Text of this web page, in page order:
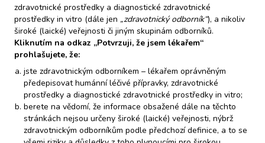
problémem zůstává omezená dostupnost psychologické
péče, kterou má k dispozici jen malá část pacientů.
Dopad onemocnění na práci
IBD má rovněž významný dopad na pracovní uplatnění
pacientů. Přestože většina respondentů pracuje, přibližně
pětina pobírá invalidní důchod. Více než 60 % pacientů
uvedlo, že v posledním roce zameškali alespoň jeden
pracovní den kvůli onemocnění, a u části z nich byla absence
zdravotnické prostředky a diagnostické zdravotnické
prostředky in vitro (dále jen „zdravotnický odborník“), a nikoliv
široké (laické) veřejnosti či jiným skupinám odborníků.
Kliknutím na odkaz „Potvrzuji, že jsem lékařem“
prohlašujete, že:
jste zdravotnickým odborníkem – lékařem oprávněným
předepisovat humánní léčivé přípravky, zdravotnické
prostředky a diagnostické zdravotnické prostředky in vitro;
berete na vědomí, že informace obsažené dále na těchto
stránkách nejsou určeny široké (laické) veřejnosti, nýbrž
zdravotnickým odborníkům podle předchozí definice, a to se